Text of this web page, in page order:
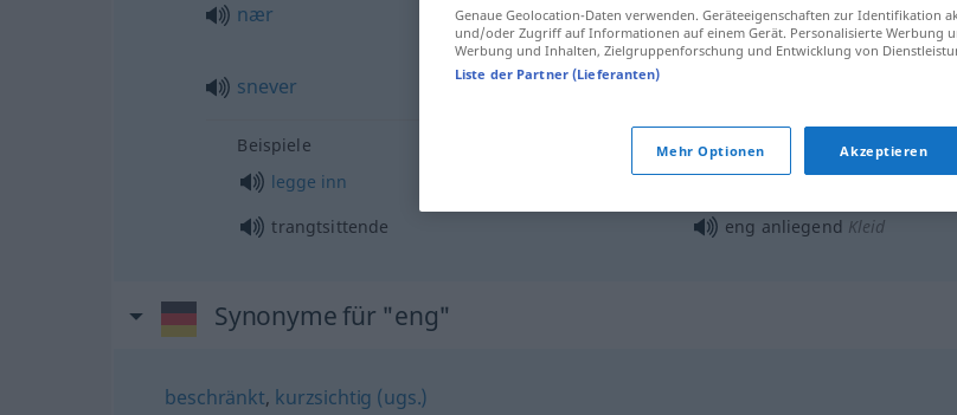
nær enginnig
snever
Beispiele
legge inn engermachen
trangtsittende
eng anliegend Kleid
Synonyme für "eng"
beschränkt, kurzsichtig (ugs.)
Genaue Geolocation-Daten verwenden. Geräteeigenschaften zur Identifikation
und/oder Zugriff auf Informationen auf einem Gerät. Personalisierte Werbung
Werbung und Inhalten, Zielgruppenforschung und Entwicklung von
Liste der Partner (Lieferanten)
Mehr Optionen Akzeptieren